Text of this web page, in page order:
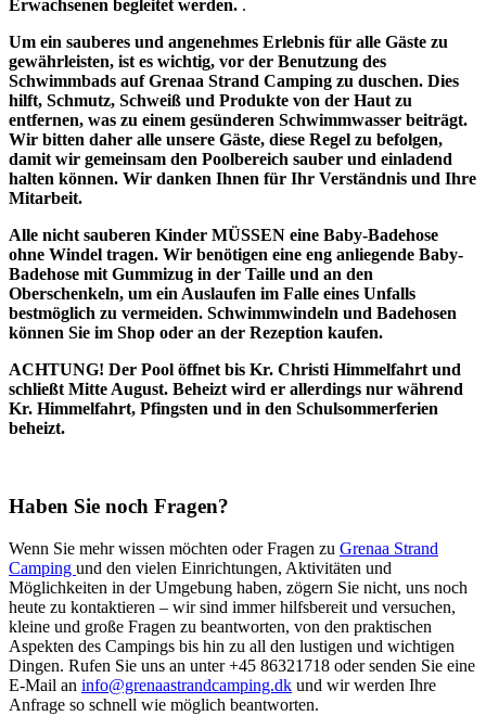
Erwachsenen begleitet werden. .
Um ein sauberes und angenehmes Erlebnis für alle Gäste zu
gewährleisten, ist es wichtig, vor der Benutzung des
Schwimmbads auf Grenaa Strand Camping zu duschen. Dies
hilft, Schmutz, Schweiß und Produkte von der Haut zu
entfernen, was zu einem gesünderen Schwimmwasser beiträgt.
Wir bitten daher alle unsere Gäste, diese Regel zu befolgen,
damit wir gemeinsam den Poolbereich sauber und einladend
halten können. Wir danken Ihnen für Ihr Verständnis und Ihre
Mitarbeit.
Alle nicht sauberen Kinder MÜSSEN eine Baby-Badehose
ohne Windel tragen. Wir benötigen eine eng anliegende Baby-
Badehose mit Gummizug in der Taille und an den
Oberschenkeln, um ein Auslaufen im Falle eines Unfalls
bestmöglich zu vermeiden. Schwimmwindeln und Badehosen
können Sie im Shop oder an der Rezeption kaufen.
ACHTUNG! Der Pool öffnet bis Kr. Christi Himmelfahrt und
schließt Mitte August. Beheizt wird er allerdings nur während
Kr. Himmelfahrt, Pfingsten und in den Schulsommerferien
beheizt.
Haben Sie noch Fragen?
Wenn Sie mehr wissen möchten oder Fragen zu Grenaa Strand
Camping und den vielen Einrichtungen, Aktivitäten und
Möglichkeiten in der Umgebung haben, zögern Sie nicht, uns noch
heute zu kontaktieren – wir sind immer hilfsbereit und versuchen,
kleine und große Fragen zu beantworten, von den praktischen
Aspekten des Campings bis hin zu all den lustigen und wichtigen
Dingen. Rufen Sie uns an unter +45 86321718 oder senden Sie eine
E-Mail an info@grenaastrandcamping.dk und wir werden Ihre
Anfrage so schnell wie möglich beantworten.